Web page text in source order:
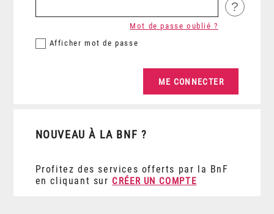
?
Afficher mot de passe
Mot de passe oublié ?
NOUVEAU À LA BNF ?
Profitez des services offerts par la BnF
en cliquant sur CRÉER UN COMPTE